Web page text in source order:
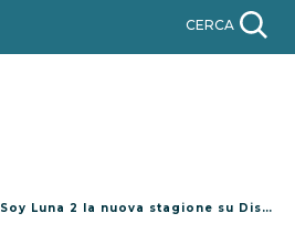
CERCA
Soy Luna 2 la nuova stagione su Disney Channel a Maggio: il trailer